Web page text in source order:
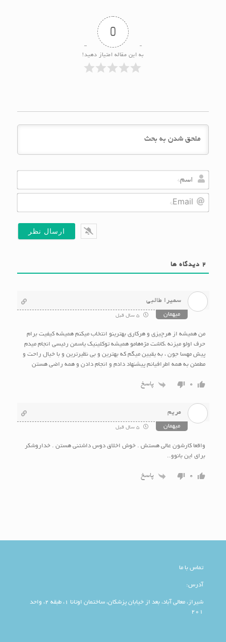
0
به این مقاله امتیاز دهید!
Name*
2 دیدگاه ها
سمیرا طالبی
میهمان
من همیشه از هرچیزی و هرکاری بهترینو انتخاب میکنم همیشه کیفیت برام
حرف اولو میزنه ،کاشت مژه‌هامو همیشه تو‌کلینیک یاسمن رئیسی انجام میدم
پیش مهسا جون ، به یقیین میگم که بهترین و بی نظیرترین و با خیال راحت و
مطمئن به همه اطرافیانم پیشنهاد دادم و انجام دادن و همه راضی هستن
0 پاسخ
مریم
میهمان
واقعا کارشون عالی هستش . خوش اخلاق دوس داشتنی هستن . خداروشکر
برای این بانوو..
0 پاسخ
تماس با ما
آدرس:
شیراز، معالی آباد، بعد از خیابان پزشکان، ساختمان اوتانا 1، طبقه 2، واحد
201